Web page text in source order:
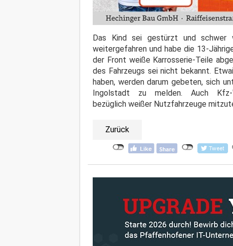
Das Kind sei gestürzt und schwer
weitergefahren und habe die 13-
der Front weiße Karrosserie-Teile
des Fahrzeugs sei nicht bekannt.
haben, werden darum gebeten, sich
Ingolstadt zu melden. Auch Kfz-
bezüglich weißer Nutzfahrzeuge
Zurück